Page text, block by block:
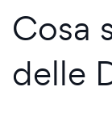
Cosa
delle